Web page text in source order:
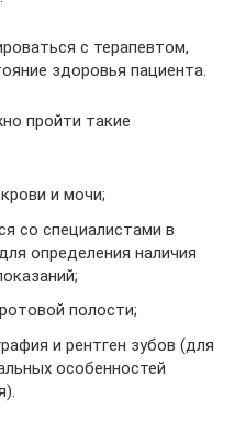
с терапевтом,
здоровья пациента.
пройти такие
и мочи;
со специалистами в
определения наличия
полости;
и рентген зубов (для
особенностей